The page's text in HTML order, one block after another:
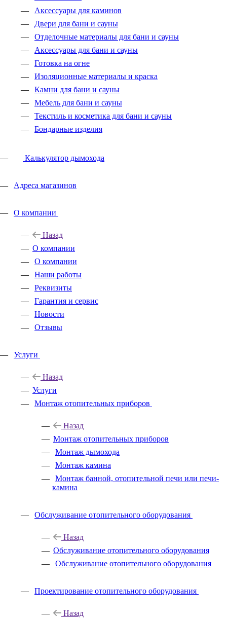
Аксессуары для каминов
Двери для бани и сауны
Отделочные материалы для бани и сауны
Аксессуары для бани и сауны
Готовка на огне
Изоляционные материалы и краска
Камни для бани и сауны
Мебель для бани и сауны
Текстиль и косметика для бани и сауны
Бондарные изделия
Калькулятор дымохода
Адреса магазинов
O компании
Назад
O компании
О компании
Наши работы
Реквизиты
Гарантия и сервис
Новости
Отзывы
Услуги
Назад
Услуги
Монтаж отопительных приборов
Назад
Монтаж отопительных приборов
Монтаж дымохода
Монтаж камина
Монтаж банной, отопительной печи или печи-
камина
Обслуживание отопительного оборудования
Назад
Обслуживание отопительного оборудования
Обслуживание отопительного оборудования
Проектирование отопительного оборудования
Назад